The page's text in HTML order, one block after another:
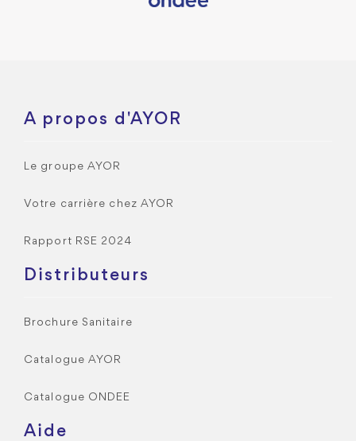
A propos d'AYOR
Le groupe AYOR
Votre carrière chez AYOR
Rapport RSE 2024
Distributeurs
Brochure Sanitaire
Catalogue AYOR
Catalogue ONDEE
Aide